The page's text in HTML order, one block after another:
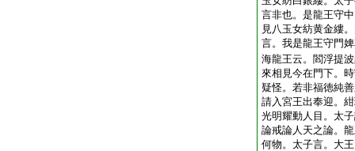
言非也。是龍王守
見八玉女紡黄金縷
言。我是龍王守門
海龍王云。閻浮提
來相見今在門下。
疑怪。若非福徳純
請入宮王出奉迎。
光明耀動人目。太
論戒論人天之論。
何物。太子言。大